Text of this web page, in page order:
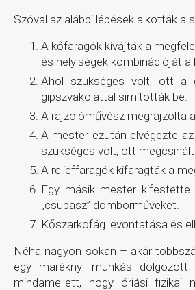
Szóval az alábbi lépések alkották a
A kőfaragók kivájták a
és helyiségek kombinációját a
Ahol szükséges volt, ott a
gipszvakolattal simították be.
A rajzolóművész megrajzolta
A mester ezután elvégezte
szükséges volt, ott
A relieffaragók kifaragták a
Egy másik mester
„csupasz” domborműveket.
Kőszarkofág levontatása és
Néha nagyon sokan – akár
egy maréknyi munkás
mindamellett, hogy óriási fizikai